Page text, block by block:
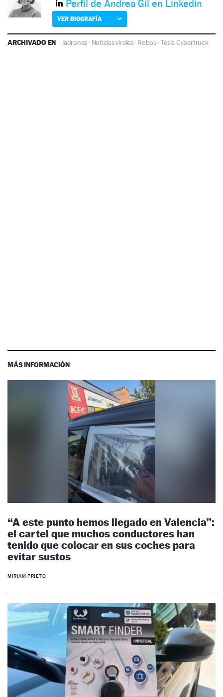
Perfil de Andrea Gil en Linkedin
VER BIOGRAFÍA
ARCHIVADO EN ladrones · Noticias virales·Robos ·Tesla Cybertruck
MÁS INFORMACIÓN
“A este punto hemos llegado en Valencia”:
el cartel que muchos conductores han
tenido que colocar en sus coches para
evitar sustos
MIRIAM PRIETO